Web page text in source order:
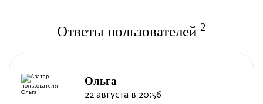
Ответы пользователей 2
Ольга
22 августа в 20:56